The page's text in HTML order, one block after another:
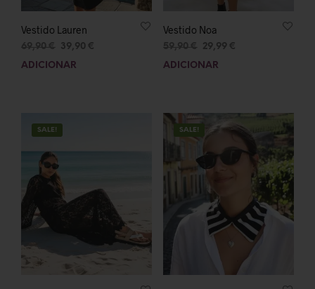
Vestido Lauren
69,90€ 39,90 €
ADICIONAR
Vestido Noa
59,90€ 29,99 €
ADICIONAR
SALE! SALE!